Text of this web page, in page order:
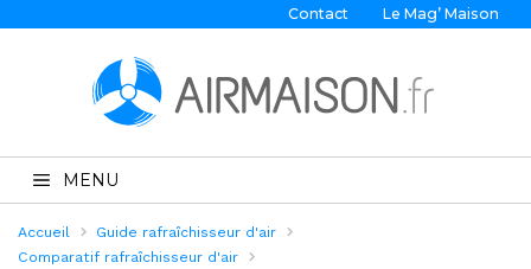
Contact Le Mag’ Maison
MENU
Accueil
Guide rafraîchisseur d'air
Comparatif rafraîchisseur d'air